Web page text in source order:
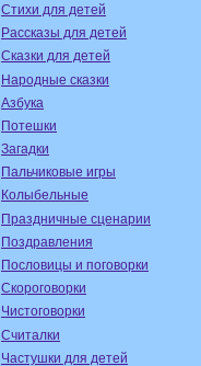
Стихи для детей
Рассказы для детей
Сказки для детей
Народные сказки
Азбука
Потешки
Загадки
Пальчиковые игры
Колыбельные
Праздничные сценарии
Поздравления
Пословицы и поговорки
Скороговорки
Чистоговорки
Считалки
Частушки для детей